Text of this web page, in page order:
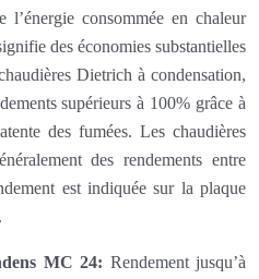
consommée en chaleur
des économies substantielles
Dietrich à condensation,
supérieurs à 100% grâce à
des fumées. Les chaudières
des rendements entre
est indiquée sur la plaque
MC 24: Rendement jusqu’à